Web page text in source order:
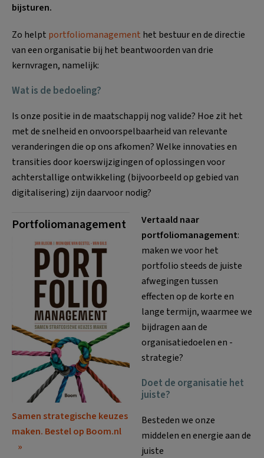
bijsturen.
Zo helpt portfoliomanagement het bestuur en de directie
van een organisatie bij het beantwoorden van drie
kernvragen, namelijk:
Wat is de bedoeling?
Is onze positie in de maatschappij nog valide? Hoe zit het
met de snelheid en onvoorspelbaarheid van relevante
veranderingen die op ons afkomen? Welke innovaties en
transities door koerswijzigingen of oplossingen voor
achterstallige ontwikkeling (bijvoorbeeld op gebied van
digitalisering) zijn daarvoor nodig?
Portfoliomanagement
Samen strategische keuzes
maken. Bestel op Boom.nl
Vertaald naar
portfoliomanagement:
maken we voor het
portfolio steeds de juiste
afwegingen tussen
effecten op de korte en
lange termijn, waarmee we
bijdragen aan de
organisatiedoelen en -
strategie?
Doet de organisatie het
juiste?
Besteden we onze
middelen en energie aan de
juiste